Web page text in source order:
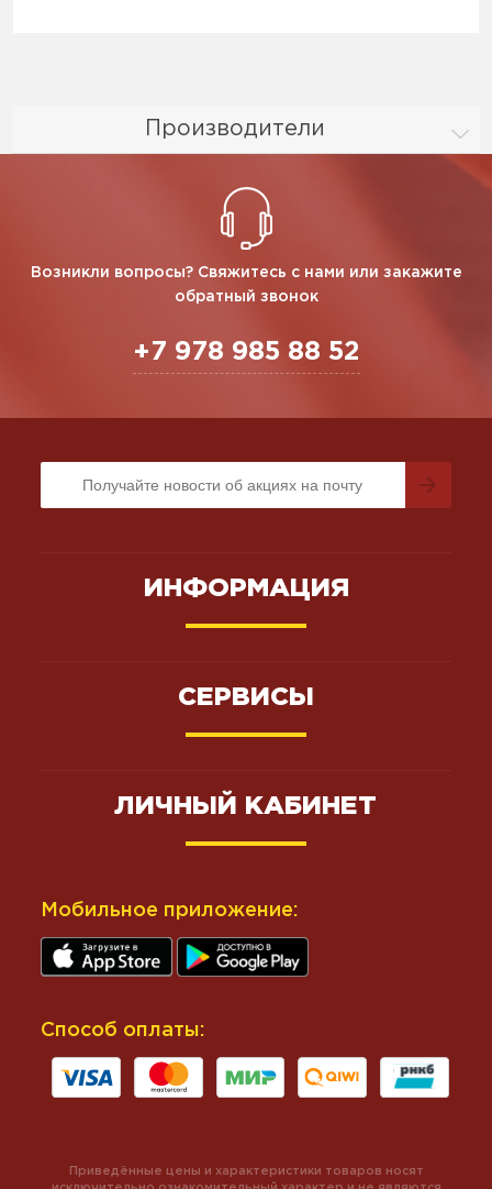
Производители
Возникли вопросы? Свяжитесь с нами или закажите
обратный звонок
+7 978 985 88 52
ИНФОРМАЦИЯ
СЕРВИСЫ
ЛИЧНЫЙ КАБИНЕТ
Мобильное приложение:
Способ оплаты:
Приведённые цены и характеристики товаров носят